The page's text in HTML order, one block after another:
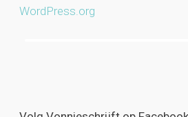
WordPress.org